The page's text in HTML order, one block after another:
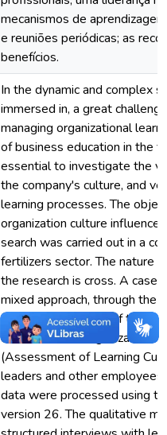
mecanismos de
e reuniões periódicas; as
benefícios.
In the dynamic and complex
immersed in, a great
managing organizational
of business education in the
essential to investigate the
the company's culture, and
learning processes. The
organization culture
search was carried out in a
fertilizers sector. The nature
the research is cross. A case
mixed approach, through the
with the application of the
Instrument for Organizational
(Assessment of Learning
leaders and other
data were processed using
version 26. The qualitative